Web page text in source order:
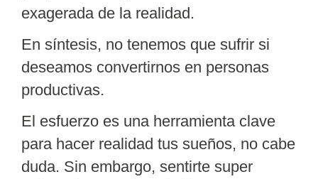
exagerada de la realidad.
En síntesis, no tenemos que sufrir si
deseamos convertirnos en personas
productivas.
El esfuerzo es una herramienta clave
para hacer realidad tus sueños, no cabe
duda. Sin embargo, sentirte super